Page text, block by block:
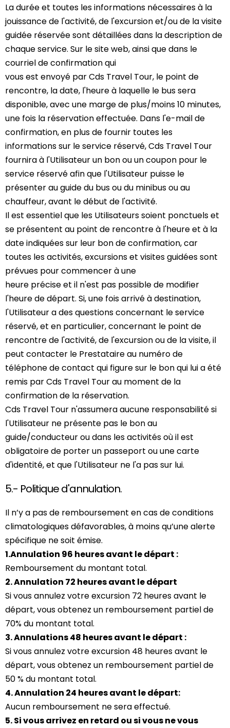
La durée et toutes les informations nécessaires à la
jouissance de l'activité, de l'excursion et/ou de la visite
guidée réservée sont détaillées dans la description de
chaque service. Sur le site web, ainsi que dans le
courriel de confirmation qui
vous est envoyé par Cds Travel Tour, le point de
rencontre, la date, l'heure à laquelle le bus sera
disponible, avec une marge de plus/moins 10 minutes,
une fois la réservation effectuée. Dans l'e-mail de
confirmation, en plus de fournir toutes les
informations sur le service réservé, Cds Travel Tour
fournira à l'Utilisateur un bon ou un coupon pour le
service réservé afin que l'Utilisateur puisse le
présenter au guide du bus ou du minibus ou au
chauffeur, avant le début de l'activité.
Il est essentiel que les Utilisateurs soient ponctuels et
se présentent au point de rencontre à l'heure et à la
date indiquées sur leur bon de confirmation, car
toutes les activités, excursions et visites guidées sont
prévues pour commencer à une
heure précise et il n'est pas possible de modifier
l'heure de départ. Si, une fois arrivé à destination,
l'Utilisateur a des questions concernant le service
réservé, et en particulier, concernant le point de
rencontre de l'activité, de l'excursion ou de la visite, il
peut contacter le Prestataire au numéro de
téléphone de contact qui figure sur le bon qui lui a été
remis par Cds Travel Tour au moment de la
confirmation de la réservation.
Cds Travel Tour n'assumera aucune responsabilité si
l'Utilisateur ne présente pas le bon au
guide/conducteur ou dans les activités où il est
obligatoire de porter un passeport ou une carte
d'identité, et que l'Utilisateur ne l'a pas sur lui.
5.- Politique d'annulation.
Il n’y a pas de remboursement en cas de conditions
climatologiques défavorables, à moins qu’une alerte
spécifique ne soit émise.
1.Annulation 96 heures avant le départ :
Remboursement du montant total.
2. Annulation 72 heures avant le départ
Si vous annulez votre excursion 72 heures avant le
départ, vous obtenez un remboursement partiel de
70% du montant total.
3. Annulations 48 heures avant le départ :
Si vous annulez votre excursion 48 heures avant le
départ, vous obtenez un remboursement partiel de
50 % du montant total.
4. Annulation 24 heures avant le départ:
Aucun remboursement ne sera effectué.
5. Si vous arrivez en retard ou si vous ne vous